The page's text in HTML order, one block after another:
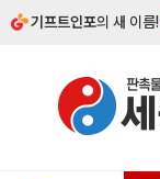
기프트인포의 새 이름!